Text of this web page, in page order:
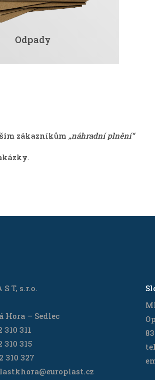
Odpady
zákazníkům „náhradní plnění“
S T, s.r.o.
Hora – Sedlec
311
310 315
310 327